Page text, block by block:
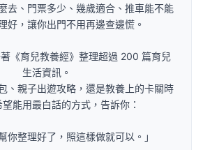
去、門票多少、幾歲適合、推車能不能
好，讓你出門不用再邊查邊慌。
《育兒教養經》整理超過 200 篇育兒
生活資訊。
、親子出遊攻略，還是教養上的卡關時
能用最白話的方式，告訴你：
你整理好了，照這樣做就可以。」